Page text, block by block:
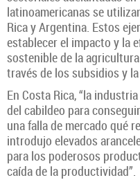
latinoamericanas se
Rica y Argentina. Estos
establecer el impacto y la
sostenible de la
través de los subsidios y
En Costa Rica, “la
del cabildeo para
una falla de mercado qué
introdujo elevados
para los poderosos
caída de la productividad”.